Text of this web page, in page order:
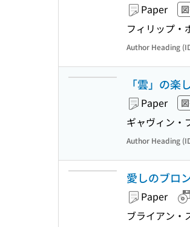
Paper
フィリップ・
Author Heading
「雲」の楽
Paper
ギャヴィン・
Author Heading
愛しのブロ
Paper
ブライアン・